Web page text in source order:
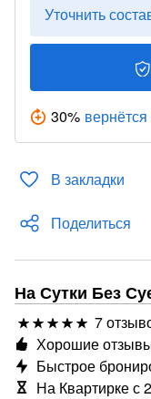
Уточнить
30%
В закладки
Поделиться
На Сутки Без
7
Хорошие
Быстрое
На Квартирке с